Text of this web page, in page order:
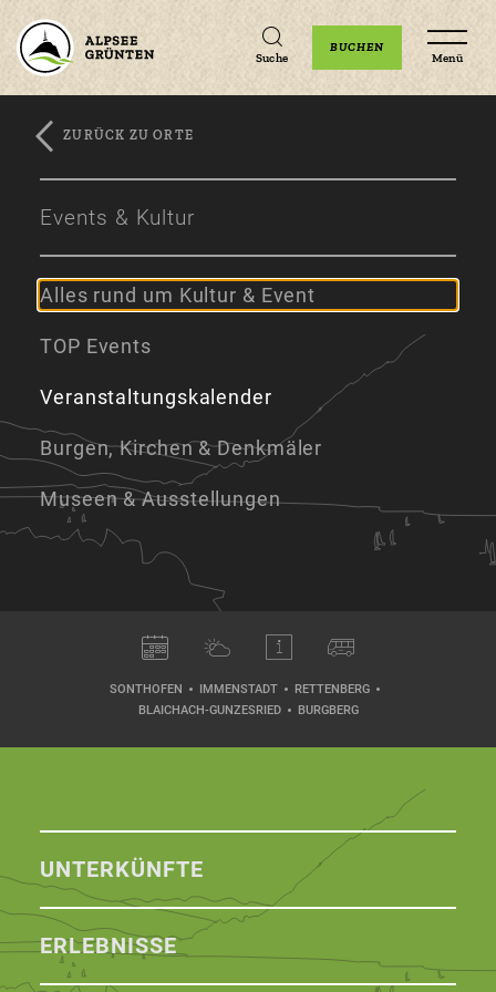
Zum
Zur
Zum
Suche
BUCHEN
Menü
ZURÜCK ZU ORTE
Events & Kultur
Alles rund um Kultur & Event
TOP Events
Veranstaltungskalender
Burgen, Kirchen & Denkmäler
Museen & Ausstellungen
SONTHOFEN IMMENSTADT
RETTENBERG
BLAICHACH-GUNZESRIED
BURGBERG
UNTERKÜNFTE
ERLEBNISSE
Unterkünfte Veranstaltungen